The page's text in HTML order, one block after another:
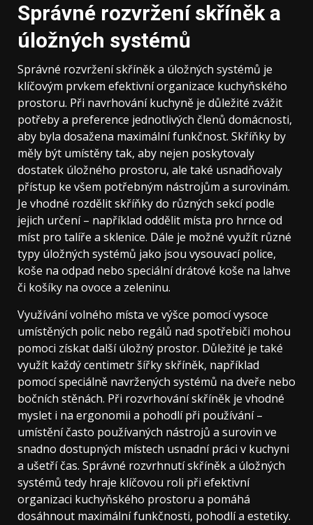
Správné rozvržení skříněk a
úložných systémů
Správné rozvržení skříněk a úložných systémů je
klíčovým prvkem efektivní organizace kuchyňského
prostoru. Při navrhování kuchyně je důležité zvážit
potřeby a preference jednotlivých členů domácnosti,
aby byla dosažena maximální funkčnost. Skříňky by
měly být umístěny tak, aby nejen poskytovaly
dostatek úložného prostoru, ale také usnadňovaly
přístup ke všem potřebným nástrojům a surovinám.
Je vhodné rozdělit skříňky do různých sekcí podle
jejich určení – například oddělit místa pro hrnce od
míst pro talíře a sklenice. Dále je možné využít různé
typy úložných systémů jako jsou vysouvací police,
koše na odpad nebo speciální drátové koše na lahve
či košíky na ovoce a zeleninu.
Využívání volného místa ve výšce pomocí vysoce
umístěných polic nebo regálů nad spotřebiči mohou
pomoci získat další úložný prostor. Důležité je také
využít každý centimetr šířky skříněk, například
pomocí speciálně navržených systémů na dveře nebo
bočních stěnách. Při rozvrhování skříněk je vhodné
myslet i na ergonomii a pohodlí při používání –
umístění často používaných nástrojů a surovin ve
snadno dostupných místech usnadní práci v kuchyni
a ušetří čas. Správné rozvrhnutí skříněk a úložných
systémů tedy hraje klíčovou roli při efektivní
organizaci kuchyňského prostoru a pomáhá
dosáhnout maximální funkčnosti, pohodlí a estetiky.